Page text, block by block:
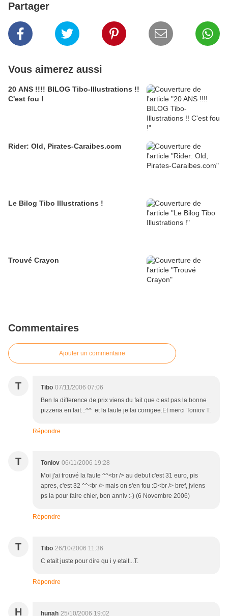
Partager
Vous aimerez aussi
20 ANS !!!! BILOG Tibo-Illustrations !!
C'est fou !
Rider: Old, Pirates-Caraibes.com
Le Bilog Tibo Illustrations !
Trouvé Crayon
Commentaires
Ajouter un commentaire
T Tibo 07/11/2006 07:06
Ben la difference de prix viens du fait que c est pas la bonne
pizzeria en fait...^^ et la faute je lai corrigee.Et merci Toniov T.
Répondre
T Toniov 06/11/2006 19:28
Moi j'ai trouvé la faute ^^<br /> au debut c'est 31 euro, pis
apres, c'est 32 ^^<br /> mais on s'en fou :D<br /> bref, jviens
ps la pour faire chier, bon anniv :-) (6 Novembre 2006)
Répondre
T Tibo 26/10/2006 11:36
C etait juste pour dire qu i y etait...T.
Répondre
H hunah 25/10/2006 19:02